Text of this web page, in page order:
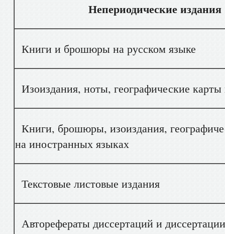
Непериодические издания
Книги и брошюры на русском языке
Изоиздания, ноты, географические
Книги, брошюры, изоиздания,
на иностранных языках
Текстовые листовые издания
Авторефераты диссертаций и